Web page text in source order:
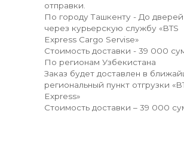
отправки.
По городу Ташкенту - До дверей
через курьерскую службу «BTS
Express Cargo Servise»
Стоимость доставки - 39 000
По регионам Узбекистана
Заказ будет доставлен в
региональный пункт отгрузки
Express»
Стоимость доставки – 39 000